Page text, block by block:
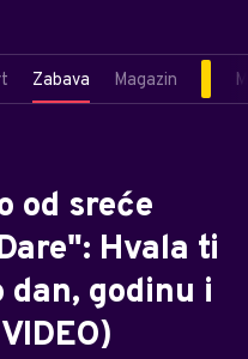
Zabava Magazin
od sreće
Hvala ti
godinu i